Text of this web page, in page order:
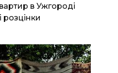
в Ужгороді
розцінки